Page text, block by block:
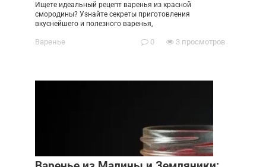
Ищете идеальный рецепт варенья из красной
смородины? Узнайте секреты приготовления
вкуснейшего и полезного варенья,
Варенье 0 3 просмотров